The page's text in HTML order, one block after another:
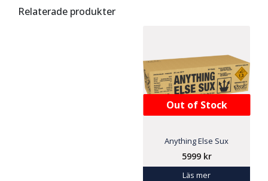
Relaterade produkter
Out of Stock
Anything Else Sux
5999 kr
Läs mer